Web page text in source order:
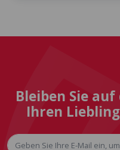
Bleiben Sie
Ihren